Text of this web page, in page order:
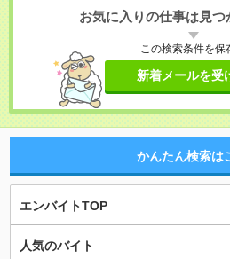
お気に入りの仕事は見つ
この検索条件を保
新着メールを受
かんたん検索は
エンバイトTOP
人気のバイト